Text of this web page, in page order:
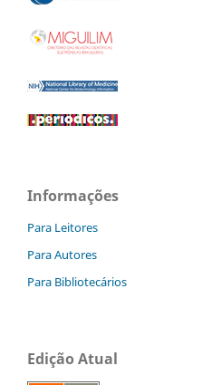
Informações
Para Leitores
Para Autores
Para Bibliotecários
Edição Atual